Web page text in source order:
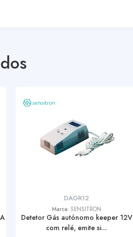
DAGR12
Marca: SENSITRON
Detetor Gás autónomo keeper 12V
com relé, emite si...